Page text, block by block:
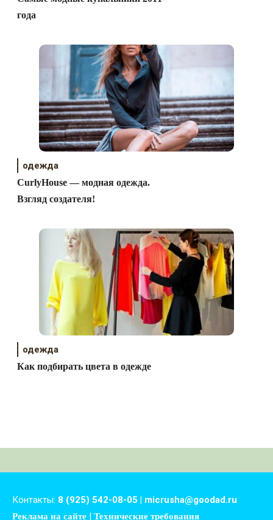
года
одежда
CurlyHouse — модная одежда.
Взгляд создателя!
одежда
Как подбирать цвета в одежде
Контакты: 8 (925) 542-08-05 | micrusha@goodad.ru
Реклама на сайте | Технические требования